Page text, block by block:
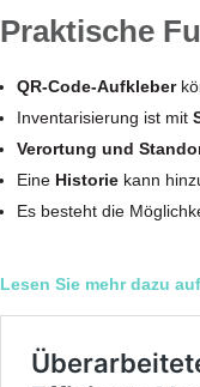
Praktische
QR-Code-Aufkleber
Inventarisierung ist mit
Verortung und
Eine Historie kann
Es besteht die
Lesen Sie mehr dazu